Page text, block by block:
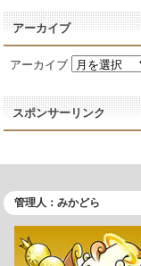
アーカイブ
アーカイブ
スポンサーリンク
管理人：みかどら